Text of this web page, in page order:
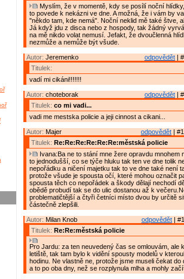
Myslím, že v momentě, kdy se posílí noční
to povede k nekázni ve dne. A možná, že i vám by
"někdo tam, kde nemá". Noční neklid mě také štve,
Já když jdu z disca nebo z hospody, tak žádný
na mě nikdo volat nemusí. Jefakt, že dvoučlenná
nezmůže a nemůže být všude.
odpovědět |
Autor: Jeremenko
Titulek:
vadí mi cikáni!!!!!!!
odpovědět |
Autor: choteborak
Titulek: co mi vadi...
vadi me mestska policie a jeji cinnost a cikani...
odpovědět |
Autor: Majer
Titulek: Re:Re:Re:Re:Re:Re:městská policie
Ivana:Ba ne to stání mne žere opravdu mnohem
to jednodušší, co se týče hluku tak ten ve dne tolik
nepořádku a ničení majetku tak to ve dne také není
protože všude je spousta očí, které mohou označit
spousta těch co nepořádek a škody dělají nechodí
obědě probudí tak se do ulic dostanou až k
problematičtější a čtyři četníci místo dvou by určitě
částečně zlepšili.
odpovědět |
Autor: Milan Knob
Titulek: Re:Re:městská policie
Pro Jardu: za ten neuvedený čas se omlouvám, ale
letiště, tak tam bylo k vidění spousty modelů v
hodinu. Ne vlastně ne, protože jsme museli čekat do
a to po oba dny, než se rozplynula mlha a mohly